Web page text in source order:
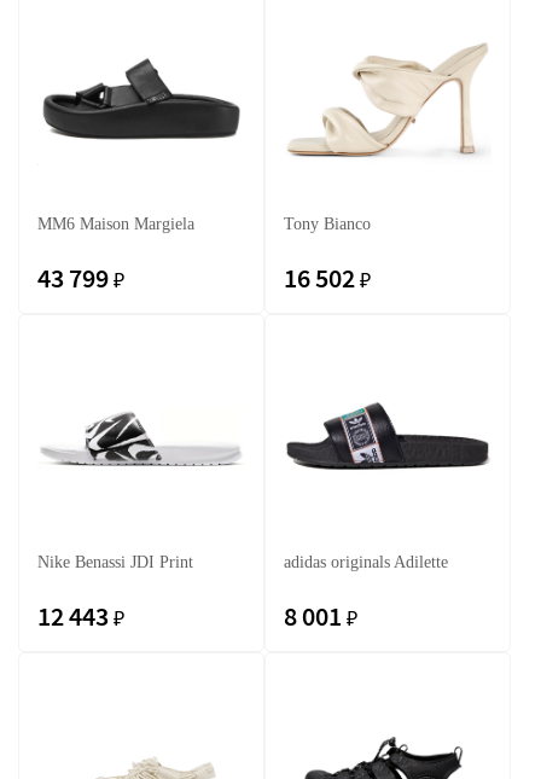
MM6 Maison Margiela
43 799 ₽
Tony Bianco
16 502 ₽
Nike Benassi JDI Print
12 443 ₽
adidas originals Adilette
8 001 ₽